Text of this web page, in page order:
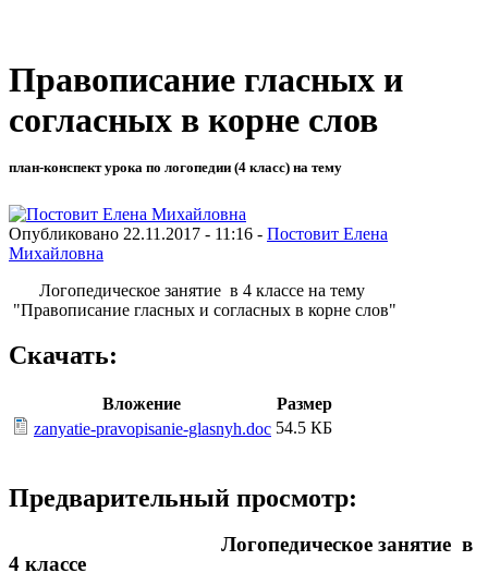
Правописание гласных и
согласных в корне слов
план-конспект урока по логопедии (4 класс) на тему
Опубликовано 22.11.2017 - 11:16 - Постовит Елена
Михайловна
Логопедическое занятие в 4 классе на тему
"Правописание гласных и согласных в корне слов"
Скачать:
Вложение
Размер
zanyatie-pravopisanie-glasnyh.doc 54.5 КБ
Предварительный просмотр:
Логопедическое занятие в
4 классе